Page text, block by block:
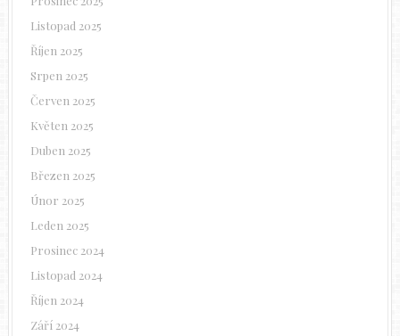
Listopad 2025
Říjen 2025
Srpen 2025
Červen 2025
Květen 2025
Duben 2025
Březen 2025
Únor 2025
Leden 2025
Prosinec 2024
Listopad 2024
Říjen 2024
Září 2024